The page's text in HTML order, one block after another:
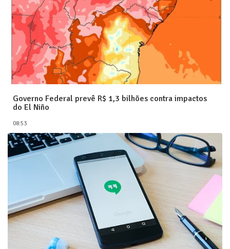
Governo Federal prevê R$ 1,3 bilhões contra impactos
do El Niño
08:53